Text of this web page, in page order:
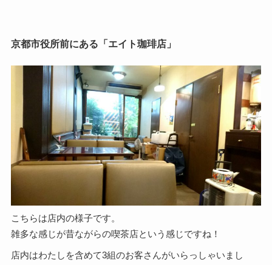
京都市役所前にある「エイト珈琲店」
こちらは店内の様子です。
雑多な感じが昔ながらの喫茶店という感じですね！
店内はわたしを含めて3組のお客さんがいらっしゃいまし